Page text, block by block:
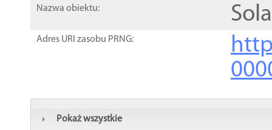
Nazwa obiektu:
Adres URI zasobu PRNG:
Pokaż wszystkie